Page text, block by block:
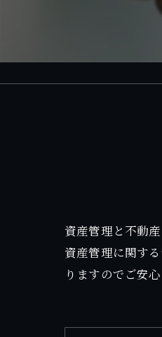
資産管理と不動
資産管理に関す
りますのでご安心